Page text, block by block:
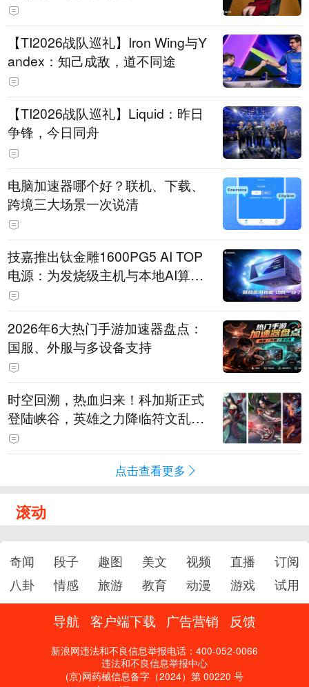
【TI2026战队巡礼】Iron Wing与Y
andex：知己成敌，道不同途
【TI2026战队巡礼】Liquid：昨日
争锋，今日同舟
电脑加速器哪个好？联机、下载、
跨境三大场景一次说清
技嘉推出钛金雕1600PG5 AI TOP
电源：为发烧级主机与本地AI算力
打造旗舰供电方案
2026年6大热门手游加速器盘点：
国服、外服与多设备支持
时空回溯，热血归来！科加斯正式
登陆峡谷，英雄之力降临符文乱
斗！
点击查看更多
滚动
奇闻 段子 趣图 美文 视频 直播
订阅
八卦
情感 旅游 教育 动漫 游戏 试用
导航 客户端下载 广告营销 反馈
新浪网违法和不良信息举报电话：400-052-0066
违法和不良信息举报中心
(京)网药械信息备字（2024）第 00220 号